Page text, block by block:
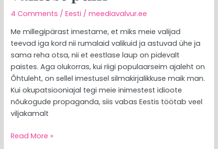
4 Comments /Eesti /meediavalvur.ee
Me millegipärast imestame, et miks meie valijad
teevad iga kord nii rumalaid valikuid ja astuvad ühe ja
sama reha otsa, nii et eestlase laup on pidevalt
paistes. Aga olukorras, kui riigi populaarseim ajaleht on
Õhtuleht, on sellel imestusel silmakirjalikkuse maik man.
Kui okupatsiooniajal tegi meie inimestest idioote
nõukogude propaganda, siis vabas Eestis töötab veel
viljakamalt
Read More »